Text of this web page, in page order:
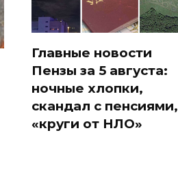
Главные новости
Пензы за 5 августа:
ночные хлопки,
скандал с пенсиями,
«круги от НЛО»